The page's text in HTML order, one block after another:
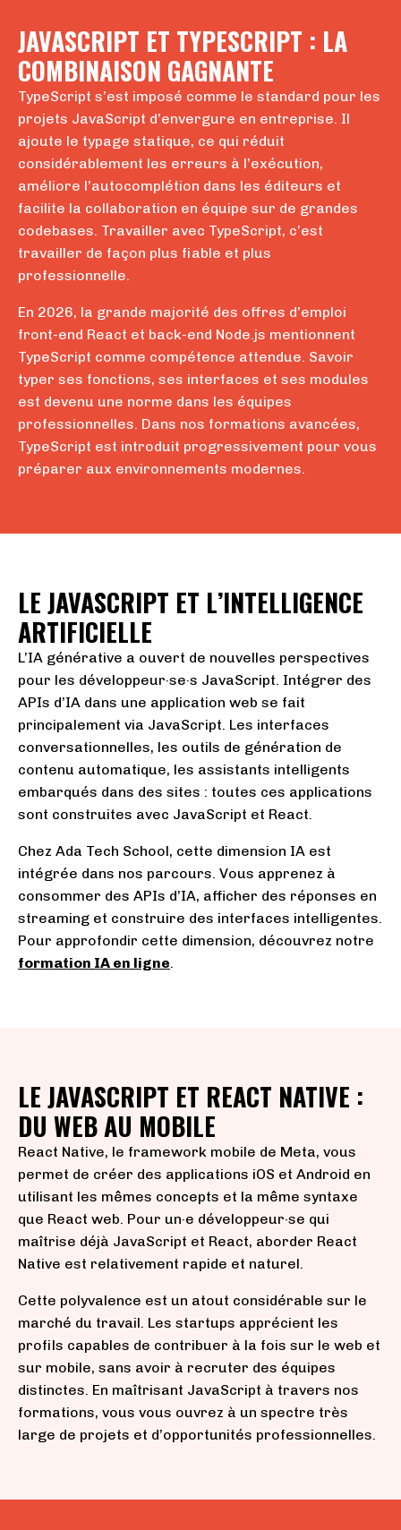
JAVASCRIPT ET TYPESCRIPT : LA
COMBINAISON GAGNANTE
TypeScript s’est imposé comme le standard pour les
projets JavaScript d’envergure en entreprise. Il
ajoute le typage statique, ce qui réduit
considérablement les erreurs à l’exécution,
améliore l’autocomplétion dans les éditeurs et
facilite la collaboration en équipe sur de grandes
codebases. Travailler avec TypeScript, c’est
travailler de façon plus fiable et plus
professionnelle.
En 2026, la grande majorité des offres d’emploi
front-end React et back-end Node.js mentionnent
TypeScript comme compétence attendue. Savoir
typer ses fonctions, ses interfaces et ses modules
est devenu une norme dans les équipes
professionnelles. Dans nos formations avancées,
TypeScript est introduit progressivement pour vous
préparer aux environnements modernes.
LE JAVASCRIPT ET L’INTELLIGENCE
ARTIFICIELLE
L’IA générative a ouvert de nouvelles perspectives
pour les développeur·se·s JavaScript. Intégrer des
APIs d’IA dans une application web se fait
principalement via JavaScript. Les interfaces
conversationnelles, les outils de génération de
contenu automatique, les assistants intelligents
embarqués dans des sites : toutes ces applications
sont construites avec JavaScript et React.
Chez Ada Tech School, cette dimension IA est
intégrée dans nos parcours. Vous apprenez à
consommer des APIs d’IA, afficher des réponses en
streaming et construire des interfaces intelligentes.
Pour approfondir cette dimension, découvrez notre
formation IA en ligne.
LE JAVASCRIPT ET REACT NATIVE :
DU WEB AU MOBILE
React Native, le framework mobile de Meta, vous
permet de créer des applications iOS et Android en
utilisant les mêmes concepts et la même syntaxe
que React web. Pour un·e développeur·se qui
maîtrise déjà JavaScript et React, aborder React
Native est relativement rapide et naturel.
Cette polyvalence est un atout considérable sur le
marché du travail. Les startups apprécient les
profils capables de contribuer à la fois sur le web et
sur mobile, sans avoir à recruter des équipes
distinctes. En maîtrisant JavaScript à travers nos
formations, vous vous ouvrez à un spectre très
large de projets et d’opportunités professionnelles.